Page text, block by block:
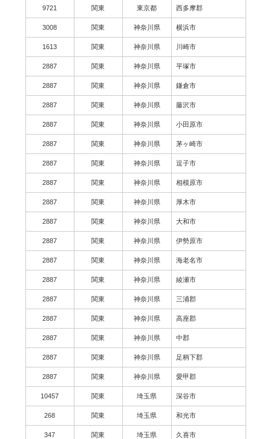
9721 関東 東京都 西多摩郡
3008 関東 神奈川県 横浜市
1613 関東 神奈川県 川崎市
2887 関東 神奈川県 平塚市
2887 関東 神奈川県 鎌倉市
2887 関東 神奈川県 藤沢市
2887 関東 神奈川県 小田原市
2887 関東 神奈川県 茅ヶ崎市
2887 関東 神奈川県 逗子市
2887 関東 神奈川県 相模原市
2887 関東 神奈川県 厚木市
2887 関東 神奈川県 大和市
2887 関東 神奈川県 伊勢原市
2887 関東 神奈川県 海老名市
2887 関東 神奈川県 綾瀬市
2887 関東 神奈川県 三浦郡
2887 関東 神奈川県 高座郡
2887 関東 神奈川県 中郡
2887 関東 神奈川県 足柄下郡
2887 関東 神奈川県 愛甲郡
10457 関東 埼玉県 深谷市
268 関東 埼玉県 和光市
347 関東 埼玉県 久喜市